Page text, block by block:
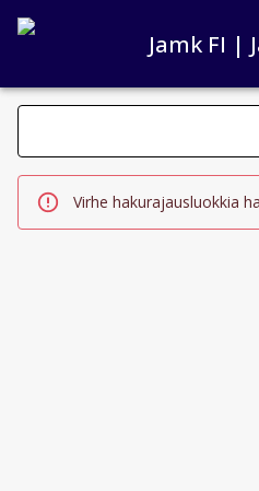
Jamk FI |
Haku
Tekstin muutos aktivoi
Virhe hakurajausluokkia